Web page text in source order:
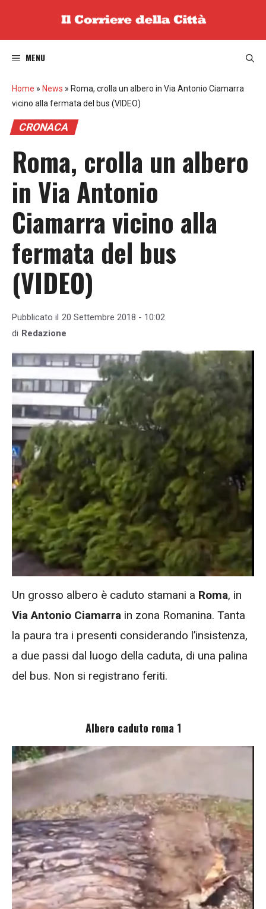
MENU
Home » News » Roma, crolla un albero in Via Antonio Ciamarra
vicino alla fermata del bus (VIDEO)
CRONACA
Roma, crolla un albero
in Via Antonio
Ciamarra vicino alla
fermata del bus
(VIDEO)
Pubblicato il 20 Settembre 2018 - 10:02
di Redazione
Un grosso albero è caduto stamani a Roma, in
Via Antonio Ciamarra in zona Romanina. Tanta
la paura tra i presenti considerando l’insistenza,
a due passi dal luogo della caduta, di una palina
del bus. Non si registrano feriti.
Albero caduto roma 1